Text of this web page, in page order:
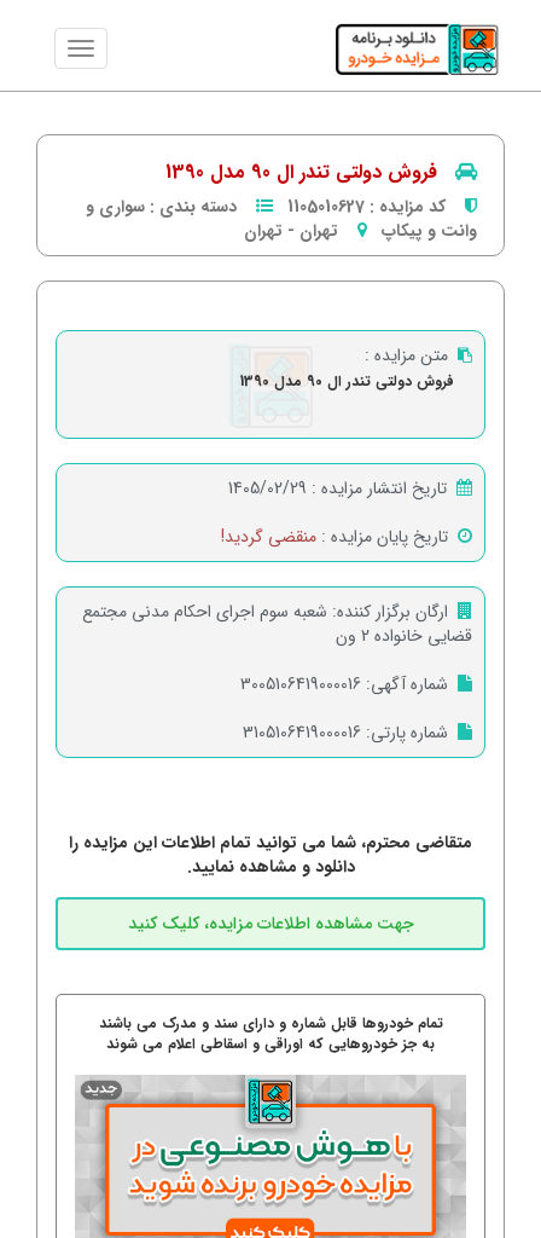
فروش دولتی تندر ال 90 مدل 1390
کد مزایده : 1105010627 دسته بندی : سواری و
وانت و پیکاپ
تهران - تهران
متن مزایده :
فروش دولتی تندر ال 90 مدل 1390
تاریخ انتشار مزایده : 1405/02/29
تاریخ پایان مزایده : منقضی گردید!
ارگان برگزار کننده: شعبه سوم اجرای احکام مدنی مجتمع
قضایی خانواده 2 ون
شماره آگهی: 3005106419000016
شماره پارتی: 3105106419000016
متقاضی محترم، شما می توانید تمام اطلاعات این مزایده را
دانلود و مشاهده نمایید.
تمام خودروها قابل شماره و دارای سند و مدرک می باشند
به جز خودروهایی که اوراقی و اسقاطی اعلام می شوند